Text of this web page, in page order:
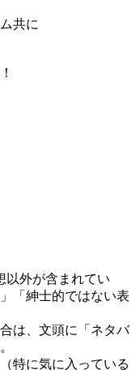
共に
以外が含まれてい
「紳士的ではない表
は、文頭に「ネタバ
特に気に入っている